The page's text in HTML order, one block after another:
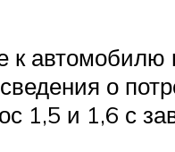
автомобилю
о
1,5 и 1,6 с